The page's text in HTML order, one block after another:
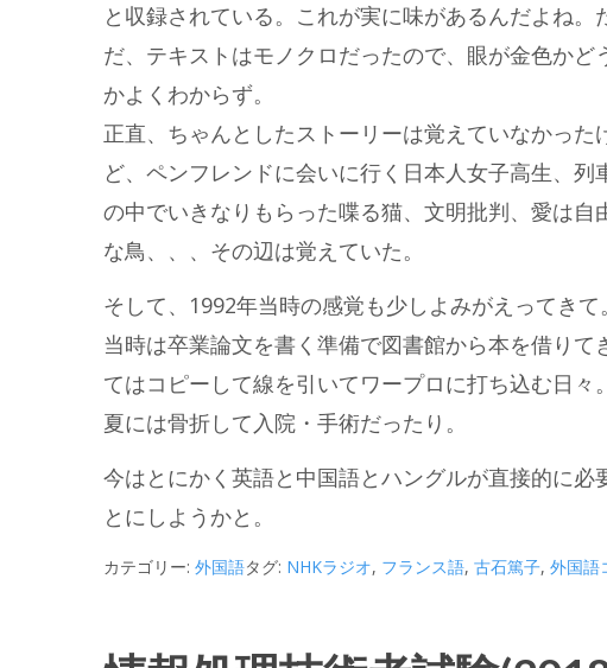
と収録されている。これが実に味があるんだよね。
だ、テキストはモノクロだったので、眼が金色かど
かよくわからず。
正直、ちゃんとしたストーリーは覚えていなかった
ど、ペンフレンドに会いに行く日本人女子高生、列
の中でいきなりもらった喋る猫、文明批判、愛は自
な鳥、、、その辺は覚えていた。
そして、1992年当時の感覚も少しよみがえってきて。
当時は卒業論文を書く準備で図書館から本を借りて
てはコピーして線を引いてワープロに打ち込む日々。
夏には骨折して入院・手術だったり。
今はとにかく英語と中国語とハングルが直接的に
とにしようかと。
カテゴリー: 外国語タグ: NHKラジオ, フランス語, 古石篤子, 外国語